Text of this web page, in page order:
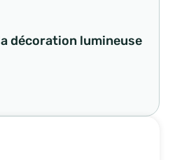
décoration lumineuse